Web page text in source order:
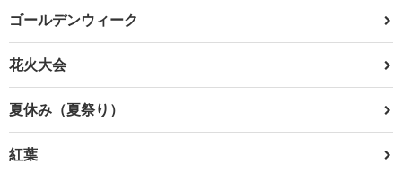
ゴールデンウィーク
花火大会
夏休み（夏祭り）
紅葉